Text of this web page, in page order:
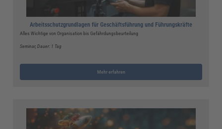
Arbeitsschutzgrundlagen für Geschäftsführung und Führungskräfte
Alles Wichtige von Organisation bis Gefährdungsbeurteilung
Seminar, Dauer: 1 Tag
Mehr erfahren